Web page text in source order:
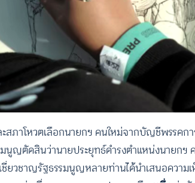
สภาโหวตเลือกนายกฯ คนใหม่จากบัญชีพรรคกา
นูญตัดสินว่านายประยุทธ์ดำรงตำแหน่งนายกฯ
ยวชาญรัฐธรรมนูญหลายท่านได้นำเสนอความ